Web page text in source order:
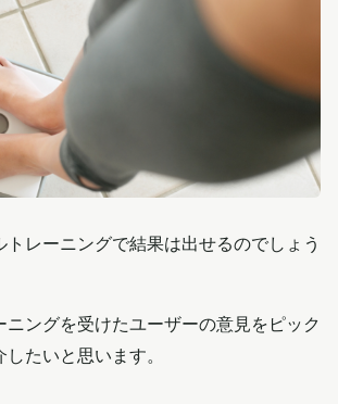
レーニングで結果は出せるのでしょう
ングを受けたユーザーの意見をピック
たいと思います。